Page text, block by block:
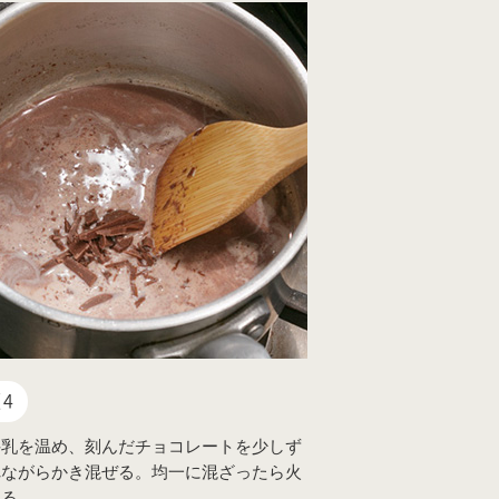
を温め、刻んだチョコレートを少しず
がらかき混ぜる。均一に混ざったら火